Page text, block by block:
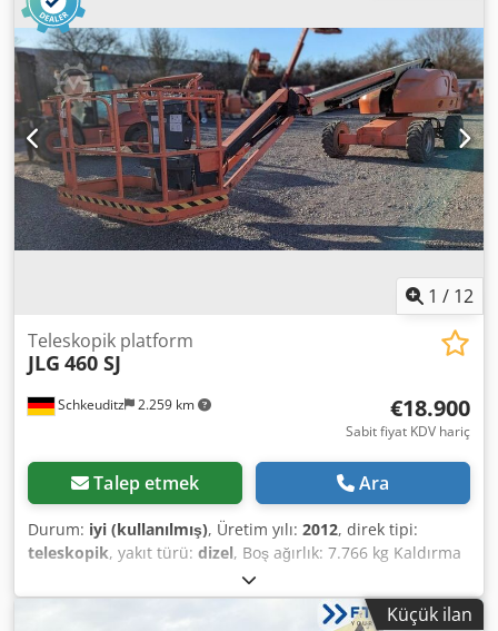
1 / 12
Schkeuditz 2.259 km
Teleskopik platform
JLG 460 SJ
€18.900
Sabit fiyat KDV hariç
Talep etmek Ara
Durum: iyi (kullanılmış), Üretim yılı: 2012, direk tipi:
teleskopik, yakıt türü: dizel, Boş ağırlık: 7.766 kg Kaldırma
kapasitesi: 230 kg Çalışma yüksekliği: 1.620 cm CE işareti:
var Teknik durumu: iyi Görünüm durumu: iyi Teslimat
koşulları: EXW Maksimum yatay erişim: 1340 m Daha fazla
Küçük ilan